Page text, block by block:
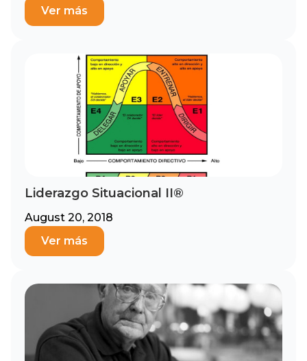
Ver más
Liderazgo Situacional II®
August 20, 2018
Ver más